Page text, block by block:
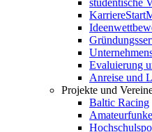
studentische
Evaluierung
Anreise und
Projekte und
Baltic Racing